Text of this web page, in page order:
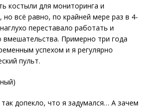
костыли для мониторинга и
но всё равно, по крайней мере раз в 4-
переставало работать и
вмешательства. Примерно три года
успехом и я регулярно
пульт.
допекло, что я задумался… А зачем